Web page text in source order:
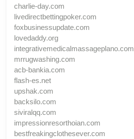
charlie-day.com
livedirectbettingpoker.com
foxbusinessupdate.com
lovedaddy.org
integrativemedicalmassageplano.com
mrrugwashing.com
acb-bankia.com
flash-es.net
upshak.com
backsilo.com
siviralqq.com
impressionresorthoian.com
bestfreakingclothesever.com